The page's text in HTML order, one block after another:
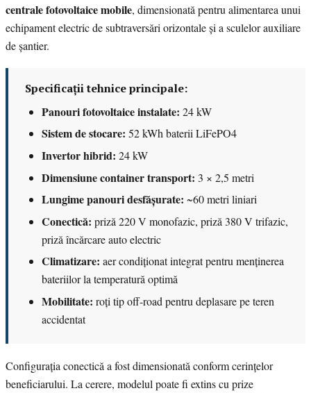
centrale fotovoltaice mobile, dimensionată pentru alimentarea unui
echipament electric de subtraversări orizontale și a sculelor auxiliare
de șantier.
Specificații tehnice principale:
Panouri fotovoltaice instalate: 24 kW
Sistem de stocare: 52 kWh baterii LiFePO4
Invertor hibrid: 24 kW
Dimensiune container transport: 3 × 2,5 metri
Lungime panouri desfășurate: ~60 metri liniari
Conectică: priză 220 V monofazic, priză 380 V trifazic,
priză încărcare auto electric
Climatizare: aer condiționat integrat pentru menținerea
bateriilor la temperatură optimă
Mobilitate: roți tip off-road pentru deplasare pe teren
accidentat
Configurația conectică a fost dimensionată conform cerințelor
beneficiarului. La cerere, modelul poate fi extins cu prize